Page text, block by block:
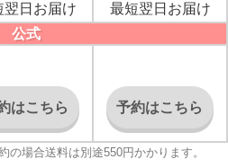
場合送料は別途550円かかります。
況・医師の都合によっても変動する場
翌日お届け
最短翌日お届け
公式
はこちら 予約はこちら